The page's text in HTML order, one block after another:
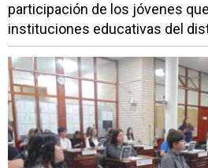
participación de los jóvenes
instituciones educativas del